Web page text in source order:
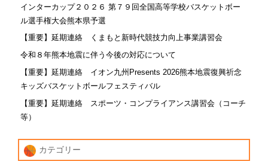
インターカップ２０２６ 第７９回全国高等学校バスケットボー
ル選手権大会熊本県予選
【重要】延期連絡 くまもと新時代競技力向上事業講習会
令和８年熊本地震に伴う今後の対応について
【重要】延期連絡 イオン九州Presents 2026熊本地震復興祈念
キッズバスケットボールフェスティバル
【重要】延期連絡 スポーツ・コンプライアンス講習会（コーチ
等）
カテゴリー